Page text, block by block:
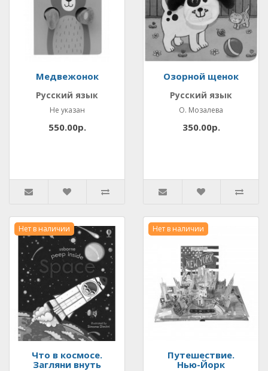
Медвежонок
Русский язык
Не указан
550.00р.
Озорной щенок
Русский язык
О. Мозалева
350.00р.
Нет в наличии
Что в космосе.
Загляни внуть
Нет в наличии
Путешествие.
Нью-Йорк